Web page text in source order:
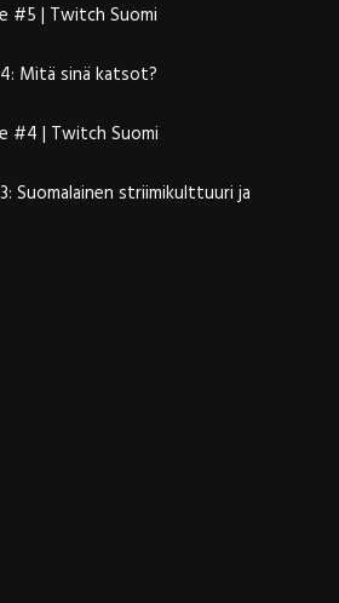
#5 | Twitch Suomi
Mitä sinä katsot?
#4 | Twitch Suomi
Suomalainen striimikulttuuri ja